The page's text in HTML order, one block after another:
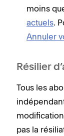
moins
actuels.
Annuler
Résilier
Tous les
pas la